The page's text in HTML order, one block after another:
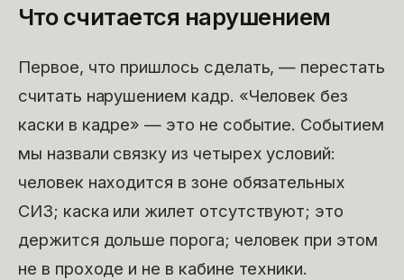
Что считается нарушением
Первое, что пришлось сделать, — перестать
считать нарушением кадр. «Человек без
каски в кадре» — это не событие. Событием
мы назвали связку из четырех условий:
человек находится в зоне обязательных
СИЗ; каска или жилет отсутствуют; это
держится дольше порога; человек при этом
не в проходе и не в кабине техники.